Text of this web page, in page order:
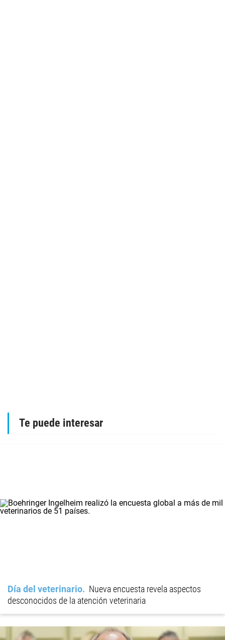
Te puede interesar
Día del veterinario
Nueva encuesta revela aspectos
desconocidos de la atención veterinaria